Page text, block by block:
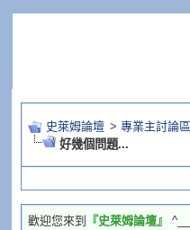
史萊姆論壇 >專業主討論區
好幾個問題...
歡迎您來到 『史萊姆論壇』